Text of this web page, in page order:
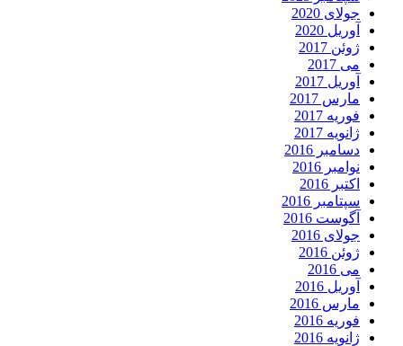
جولای 2020
آوریل 2020
ژوئن 2017
می 2017
آوریل 2017
مارس 2017
فوریه 2017
ژانویه 2017
دسامبر 2016
نوامبر 2016
اکتبر 2016
سپتامبر 2016
آگوست 2016
جولای 2016
ژوئن 2016
می 2016
آوریل 2016
مارس 2016
فوریه 2016
ژانویه 2016